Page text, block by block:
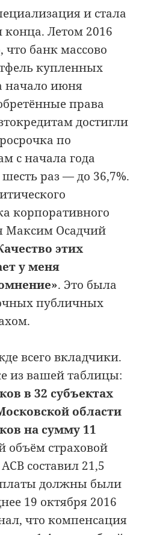
и стала
Летом 2016
что банк массово
купленных
начало июня
права
достигли
по
с начала года
раз — до 36,7%.
корпоративного
Максим Осадчий
этих
у меня
. Это была
публичных
всего вкладчики.
из вашей таблицы:
в 32 субъектах
области
на сумму 11
объём страховой
составил 21,5
должны были
19 октября 2016
что компенсация